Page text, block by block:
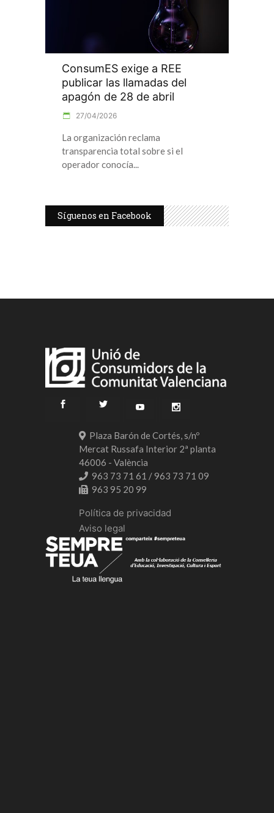
ConsumES exige a REE
publicar las llamadas del
apagón de 28 de abril
27/04/2026
La organización reclama
transparencia total sobre si el
operador conocía
Síguenos en Facebook
Plaza Barón de Cortés, s/nº
Mercat Russafa Interior 2ª planta
46006 - València
963 73 71 61 / 963 73 71 09
963 95 20 99
Política de privacidad
Aviso legal